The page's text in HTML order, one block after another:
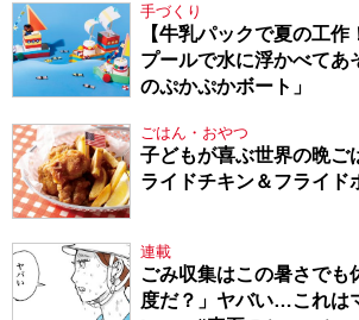
手づくり
【牛乳パックで夏の工
プールで水に浮かべてあ
のぷかぷかボート」
ごはん・おやつ
子どもが喜ぶ世界の晩ご
ライドチキン＆フライド
連載
ごみ収集はこの暑さで
度だ？」ヤバい…これは